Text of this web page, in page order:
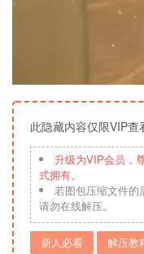
此隐藏内容仅限VIP查
升级为VIP会员，
式拥有。
若图包压缩文件的
请勿在线解压。
新人必看 解压教